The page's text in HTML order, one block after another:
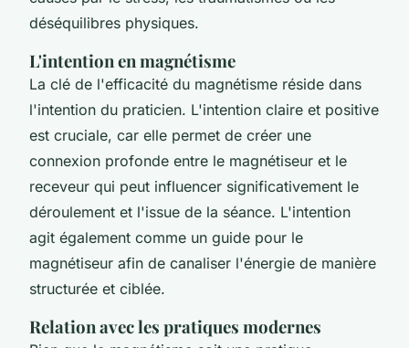
déséquilibres physiques.
L'intention en magnétisme
La clé de l'efficacité du magnétisme réside dans
l'intention du praticien. L'intention claire et positive
est cruciale, car elle permet de créer une
connexion profonde entre le magnétiseur et le
receveur qui peut influencer significativement le
déroulement et l'issue de la séance. L'intention
agit également comme un guide pour le
magnétiseur afin de canaliser l'énergie de manière
structurée et ciblée.
Relation avec les pratiques modernes